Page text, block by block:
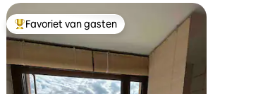
Topfavoriet van gasten
Favoriet van gasten